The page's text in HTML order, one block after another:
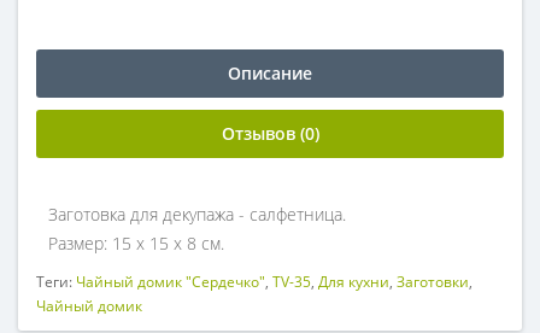
Описание
Отзывов (0)
Заготовка для декупажа - салфетница.
Размер: 15 х 15 х 8 см.
Теги: Чайный домик "Сердечко", TV-35, Для кухни, Заготовки,
Чайный домик